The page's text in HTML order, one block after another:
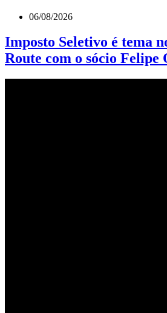
06/08/2026
Imposto Seletivo é tema
Route com o sócio Felipe